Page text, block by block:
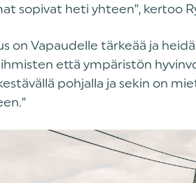
sopivat heti yhteen”, kertoo
on Vapaudelle tärkeää ja
että ympäristön
pohjalla ja sekin on